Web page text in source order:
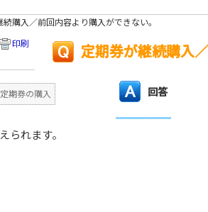
続購入／前回内容より購入ができない。
印刷 定期券が継続購入
定期券の購入 回答
られます。